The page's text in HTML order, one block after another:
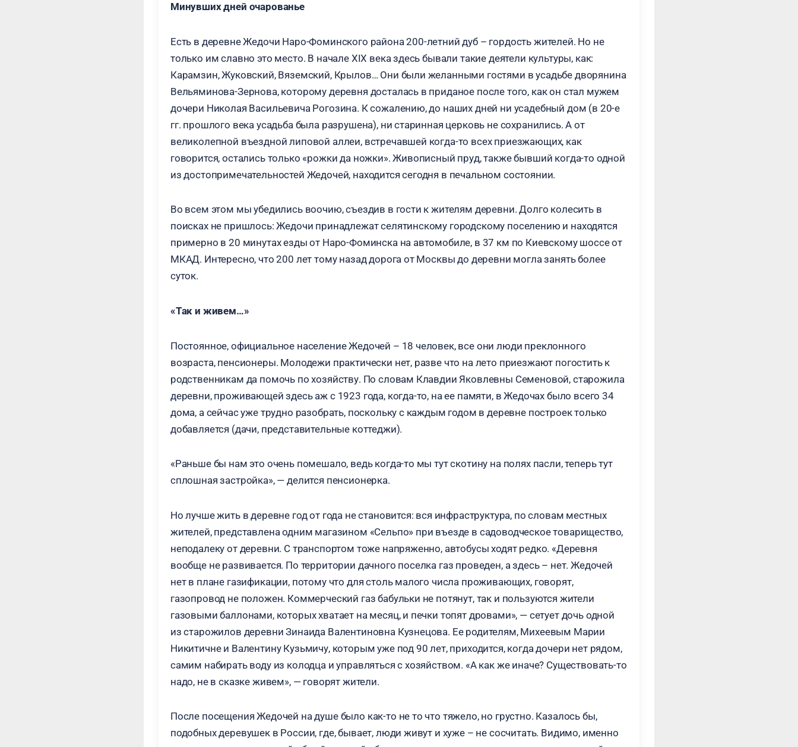
Минувших дней очарованье
Есть в деревне Жедочи Наро-Фоминского района 200-летний дуб – гордость жителей. Но не
только им славно это место. В начале XIX века здесь бывали такие деятели культуры, как:
Карамзин, Жуковский, Вяземский, Крылов… Они были желанными гостями в усадьбе дворянина
Вельяминова-Зернова, которому деревня досталась в приданое после того, как он стал мужем
дочери Николая Васильевича Рогозина. К сожалению, до наших дней ни усадебный дом (в 20-е
гг. прошлого века усадьба была разрушена), ни старинная церковь не сохранились. А от
великолепной въездной липовой аллеи, встречавшей когда-то всех приезжающих, как
говорится, остались только «рожки да ножки». Живописный пруд, также бывший когда-то одной
из достопримечательностей Жедочей, находится сегодня в печальном состоянии.
Во всем этом мы убедились воочию, съездив в гости к жителям деревни. Долго колесить в
поисках не пришлось: Жедочи принадлежат селятинскому городскому поселению и находятся
примерно в 20 минутах езды от Наро-Фоминска на автомобиле, в 37 км по Киевскому шоссе от
МКАД. Интересно, что 200 лет тому назад дорога от Москвы до деревни могла занять более
суток.
«Так и живем…»
Постоянное, официальное население Жедочей – 18 человек, все они люди преклонного
возраста, пенсионеры. Молодежи практически нет, разве что на лето приезжают погостить к
родственникам да помочь по хозяйству. По словам Клавдии Яковлевны Семеновой, старожила
деревни, проживающей здесь аж с 1923 года, когда-то, на ее памяти, в Жедочах было всего 34
дома, а сейчас уже трудно разобрать, поскольку с каждым годом в деревне построек только
добавляется (дачи, представительные коттеджи).
«Раньше бы нам это очень помешало, ведь когда-то мы тут скотину на полях пасли, теперь тут
сплошная застройка», — делится пенсионерка.
Но лучше жить в деревне год от года не становится: вся инфраструктура, по словам местных
жителей, представлена одним магазином «Сельпо» при въезде в садоводческое товарищество,
неподалеку от деревни. С транспортом тоже напряженно, автобусы ходят редко. «Деревня
вообще не развивается. По территории дачного поселка газ проведен, а здесь – нет. Жедочей
нет в плане газификации, потому что для столь малого числа проживающих, говорят,
газопровод не положен. Коммерческий газ бабульки не потянут, так и пользуются жители
газовыми баллонами, которых хватает на месяц, и печки топят дровами», — сетует дочь одной
из старожилов деревни Зинаида Валентиновна Кузнецова. Ее родителям, Михеевым Марии
Никитичне и Валентину Кузьмичу, которым уже под 90 лет, приходится, когда дочери нет рядом,
самим набирать воду из колодца и управляться с хозяйством. «А как же иначе? Существовать-то
надо, не в сказке живем», — говорят жители.
После посещения Жедочей на душе было как-то не то что тяжело, но грустно. Казалось бы,
подобных деревушек в России, где, бывает, люди живут и хуже – не сосчитать. Видимо, именно